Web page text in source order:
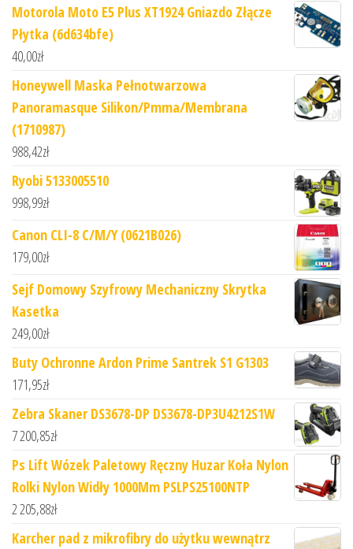
Motorola Moto E5 Plus XT1924 Gniazdo Złącze
Płytka (6d634bfe)
40,00zł
Honeywell Maska Pełnotwarzowa
Panoramasque Silikon/Pmma/Membrana
(1710987)
988,42zł
Ryobi 5133005510
998,99zł
Canon CLI-8 C/M/Y (0621B026)
179,00zł
Sejf Domowy Szyfrowy Mechaniczny Skrytka
Kasetka
249,00zł
Buty Ochronne Ardon Prime Santrek S1 G1303
171,95zł
Zebra Skaner DS3678-DP DS3678-DP3U4212S1W
7 200,85zł
Ps Lift Wózek Paletowy Ręczny Huzar Koła Nylon
Rolki Nylon Widły 1000Mm PSLPS25100NTP
2 205,88zł
Karcher pad z mikrofibry do użytku wewnątrz